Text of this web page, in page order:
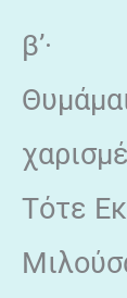
β’·
Τότε